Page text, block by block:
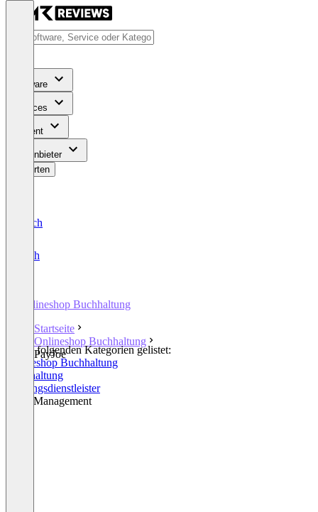
Software
Services
Content
Für Anbieter
Bewerten
Deutsch
English
Onlineshop Buchhaltung
Startseite
Onlineshop Buchhaltung
PayJoe
In den folgenden Kategorien gelistet:
Onlineshop Buchhaltung
Buchhaltung
Zahlungsdienstleister
Asset Management